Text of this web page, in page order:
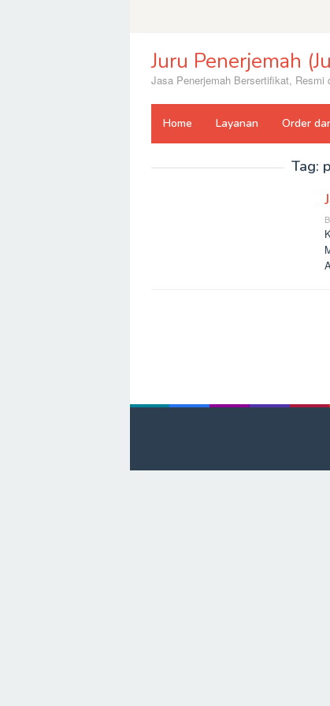
Juru Penerjemah
Jasa Penerjemah Bersertifikat, Resmi
Home Layanan Order
Tag: